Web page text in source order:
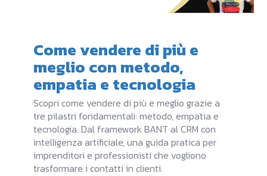
Come vendere di più e
meglio con metodo,
empatia e tecnologia
Scopri come vendere di più e meglio grazie a
tre pilastri fondamentali: metodo, empatia e
tecnologia. Dal framework BANT al CRM con
intelligenza artificiale, una guida pratica per
imprenditori e professionisti che vogliono
trasformare i contatti in clienti.